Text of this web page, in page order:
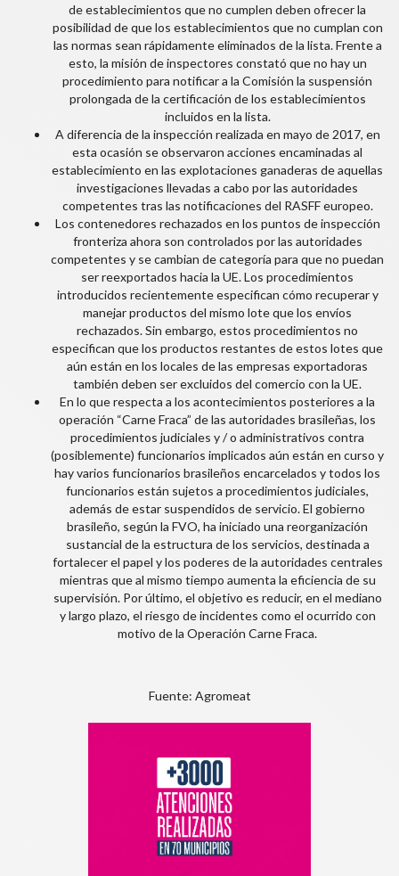
de establecimientos que no cumplen deben ofrecer la
posibilidad de que los establecimientos que no cumplan con
las normas sean rápidamente eliminados de la lista. Frente a
esto, la misión de inspectores constató que no hay un
procedimiento para notificar a la Comisión la suspensión
prolongada de la certificación de los establecimientos
incluidos en la lista.
A diferencia de la inspección realizada en mayo de 2017, en
esta ocasión se observaron acciones encaminadas al
establecimiento en las explotaciones ganaderas de aquellas
investigaciones llevadas a cabo por las autoridades
competentes tras las notificaciones del RASFF europeo.
Los contenedores rechazados en los puntos de inspección
fronteriza ahora son controlados por las autoridades
competentes y se cambian de categoría para que no puedan
ser reexportados hacia la UE. Los procedimientos
introducidos recientemente especifican cómo recuperar y
manejar productos del mismo lote que los envíos
rechazados. Sin embargo, estos procedimientos no
especifican que los productos restantes de estos lotes que
aún están en los locales de las empresas exportadoras
también deben ser excluidos del comercio con la UE.
En lo que respecta a los acontecimientos posteriores a la
operación “Carne Fraca” de las autoridades brasileñas, los
procedimientos judiciales y / o administrativos contra
(posiblemente) funcionarios implicados aún están en curso y
hay varios funcionarios brasileños encarcelados y todos los
funcionarios están sujetos a procedimientos judiciales,
además de estar suspendidos de servicio. El gobierno
brasileño, según la FVO, ha iniciado una reorganización
sustancial de la estructura de los servicios, destinada a
fortalecer el papel y los poderes de la autoridades centrales
mientras que al mismo tiempo aumenta la eficiencia de su
supervisión. Por último, el objetivo es reducir, en el mediano
y largo plazo, el riesgo de incidentes como el ocurrido con
motivo de la Operación Carne Fraca.
Fuente: Agromeat